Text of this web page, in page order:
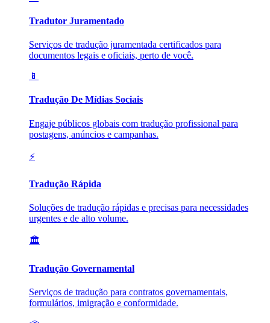
Tradutor Juramentado
Serviços de tradução juramentada certificados para
documentos legais e oficiais, perto de você.
📱
Tradução De Mídias Sociais
Engaje públicos globais com tradução profissional para
postagens, anúncios e campanhas.
⚡
Tradução Rápida
Soluções de tradução rápidas e precisas para necessidades
urgentes e de alto volume.
🏛️
Tradução Governamental
Serviços de tradução para contratos governamentais,
formulários, imigração e conformidade.